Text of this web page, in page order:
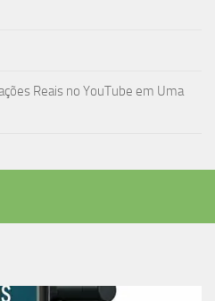
Reais no YouTube em Uma